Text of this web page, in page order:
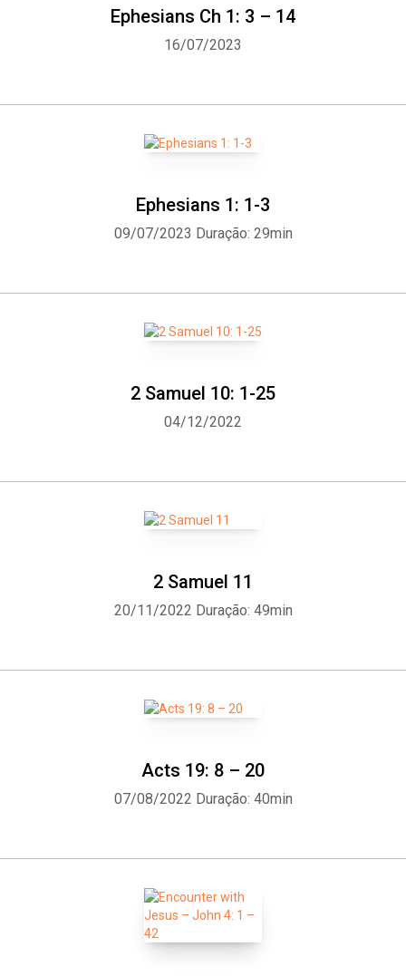
Ephesians Ch 1: 3 – 14
16/07/2023
Ephesians 1: 1-3
09/07/2023 Duração: 29min
2 Samuel 10: 1-25
04/12/2022
2 Samuel 11
20/11/2022 Duração: 49min
Acts 19: 8 – 20
07/08/2022 Duração: 40min